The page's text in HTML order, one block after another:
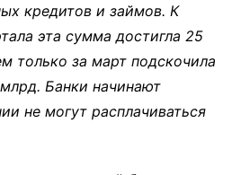
кредитов и займов. К
эта сумма достигла 25
только за март подскочила
Банки начинают
не могут расплачиваться